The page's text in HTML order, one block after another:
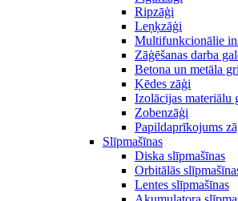
Ripzāģi
Leņķzāģi
Multifunkcionālie
Zāģēšanas darba
Betona un metāla
Ķēdes zāģi
Izolācijas materiālu
Zobenzāģi
Papildaprīkojums
Slīpmašīnas
Diska slīpmašīnas
Orbitālās
Lentes slīpmašīnas